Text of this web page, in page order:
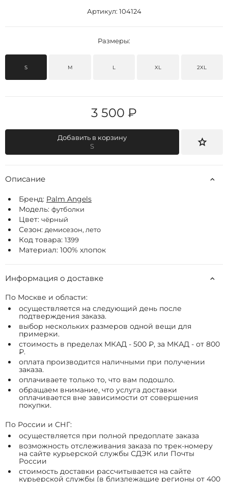
Артикул: 104124
Размеры:
S M L XL 2XL
3 500 ₽
Добавить в корзину
S
Описание
Бренд: Palm Angels
Модель: футболки
Цвет: чёрный
Сезон: демисезон, лето
Код товара: 1399
Материал: 100% хлопок
Информация о доставке
По Москве и области:
осуществляется на следующий день после
подтверждения заказа.
выбор нескольких размеров одной вещи для
примерки.
стоимость в пределах МКАД - 500 ₽, за МКАД - от 800
₽.
оплата производится наличными при получении
заказа.
оплачиваете только то, что вам подошло.
обращаем внимание, что услуга доставки
оплачивается вне зависимости от совершения
покупки.
По России и СНГ:
осуществляется при полной предоплате заказа
возможность отслеживания заказа по трек-номеру
на сайте курьерской службы СДЭК или Почты
России
стоимость доставки рассчитывается на сайте
курьерской службы (в близлежащие регионы от 400